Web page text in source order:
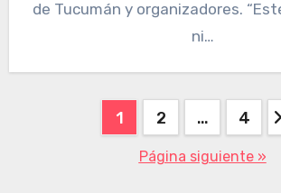
de Tucumán y organizadores.
ni…
1 2 … 4
Página siguiente »